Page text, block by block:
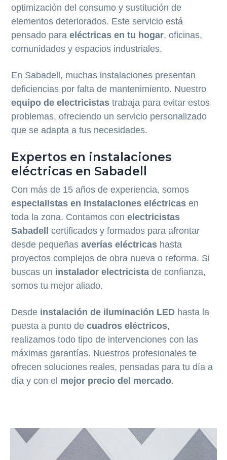
optimización del consumo y sustitución de
elementos deteriorados. Este servicio está
pensado paraeléctricas en tu hogar, oficinas,
comunidades y espacios industriales.
En Sabadell, muchas instalaciones presentan
deficiencias por falta de mantenimiento. Nuestro
equipo de electricistas trabaja para evitar estos
problemas, ofreciendo un servicio personalizado
que se adapta a tus necesidades.
Expertos en instalaciones
eléctricas en Sabadell
Con más de 15 años de experiencia, somos
especialistas en instalaciones eléctricas en
toda la zona. Contamos conelectricistas
Sabadell
certificados y formados para afrontar
desde pequeñasaverías eléctricas hasta
proyectos complejos de obra nueva o reforma. Si
buscas un instalador electricista de confianza,
somos tu mejor aliado.
Desde instalación de iluminación LED hasta la
puesta a punto decuadros eléctricos,
realizamos todo tipo de intervenciones con las
máximas garantías. Nuestros profesionales te
ofrecen soluciones reales, pensadas para tu día a
día y con el mejor precio del mercado.